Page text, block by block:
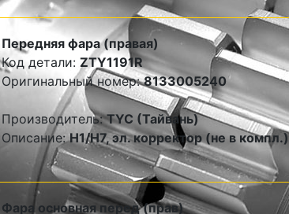
Передняя фара (правая)
Код детали: ZTY1191R
Оригинальный номер:8133005240
Производитель:TYC (Тайвань)
Описание:Н1/Н7, эл. корректор (не в компл.)
Фара основная перед (прав)